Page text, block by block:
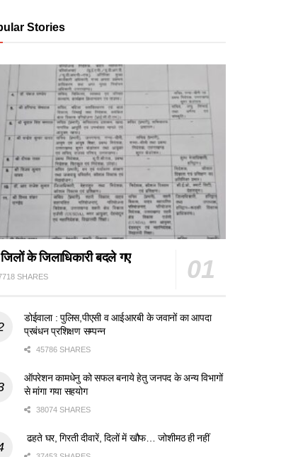
Stories
के जिलाधिकारी बदले गए
SHARES
डोईवाला : पुलिस,पीएसी व आईआरबी के जवानों का आपदा
प्रबंधन प्रशिक्षण सम्पन्न
45786 SHARES
ऑपरेशन कामधेनु को सफल बनाये हेतु जनपद के अन्य विभागों
से मांगा गया सहयोग
38074 SHARES
ढहते घर, गिरती दीवारें, दिलों में खौफ… जोशीमठ ही नहीं